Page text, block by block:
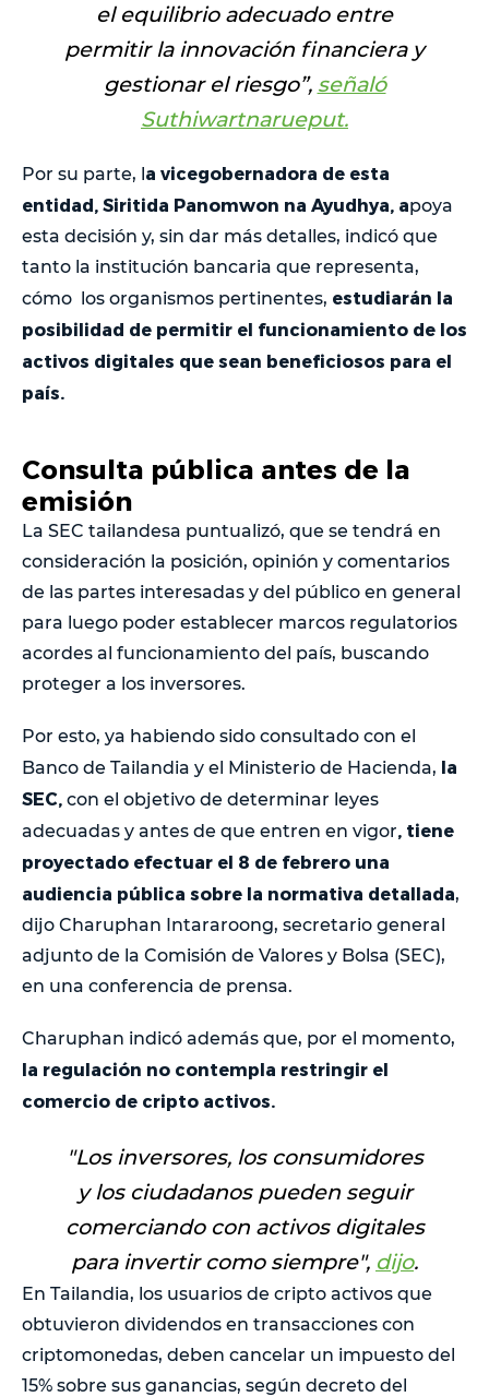
el equilibrio adecuado entre
permitir la innovación financiera y
gestionar el riesgo”, señaló
Suthiwartnarueput.
Por su parte, la vicegobernadora de esta
entidad, Siritida Panomwon na Ayudhya, apoya
esta decisión y, sin dar más detalles, indicó que
tanto la institución bancaria que representa,
cómo los organismos pertinentes, estudiarán la
posibilidad de permitir el funcionamiento de los
activos digitales que sean beneficiosos para el
país.
Consulta pública antes de la
emisión
La SEC tailandesa puntualizó, que se tendrá en
consideración la posición, opinión y comentarios
de las partes interesadas y del público en general
para luego poder establecer marcos regulatorios
acordes al funcionamiento del país, buscando
proteger a los inversores.
Por esto, ya habiendo sido consultado con el
Banco de Tailandia y el Ministerio de Hacienda, la
SEC, con el objetivo de determinar leyes
adecuadas y antes de que entren en vigor , tiene
proyectado efectuar el 8 de febrero una
audiencia pública sobre la normativa detallada,
dijo Charuphan Intararoong, secretario general
adjunto de la Comisión de Valores y Bolsa (SEC),
en una conferencia de prensa.
Charuphan indicó además que, por el momento,
la regulación no contempla restringir el
comercio de cripto activos.
"Los inversores, los consumidores
y los ciudadanos pueden seguir
comerciando con activos digitales
para invertir como siempre", dijo.
En Tailandia, los usuarios de cripto activos que
obtuvieron dividendos en transacciones con
criptomonedas, deben cancelar un impuesto del
15% sobre sus ganancias, según decreto del